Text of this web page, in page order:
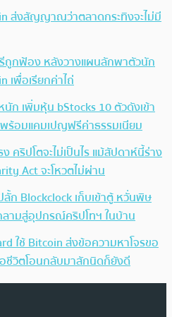
ส่งสัญญาณว่าตลาดกระทิงจะไม่มี
ถูกฟ้อง หลังวางแผนลักพาตัวนัก
เพื่อเรียกค่าไถ่
นัก เพิ่มหุ้น bStocks 10 ตัวดังเข้า
ร้อมแคมเปญฟรีค่าธรรมเนียม
คริปโตจะไม่เป็นไร แม้สัปดาห์นี้ร่าง
Act จะโหวตไม่ผ่าน
ลั้ก Blockclock เก็บเข้าตู้ หวั่นพิษ
ลามสู่อุปกรณ์คริปโทฯ ในบ้าน
ใช้ Bitcoin ส่งข้อความหาโจรขอ
ชีวิตโอนกลับมาสักนิดก็ยังดี